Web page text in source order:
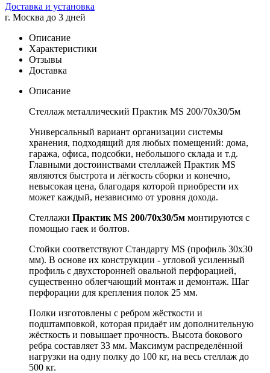
Доставка и установка
г. Москва до 3 дней
Описание
Характеристики
Отзывы
Доставка
Описание
Стеллаж металлический Практик MS 200/70х30/5м
Универсальный вариант организации системы
хранения, подходящий для любых помещений: дома,
гаража, офиса, подсобки, небольшого склада и т.д.
Главными достоинствами стеллажей Практик MS
являются быстрота и лёгкость сборки и конечно,
невысокая цена, благодаря которой приобрести их
может каждый, независимо от уровня дохода.
Стеллажи Практик MS 200/70х30/5м монтируются с
помощью гаек и болтов.
Стойки соответствуют Стандарту MS (профиль 30x30
мм). В основе их конструкции - угловой усиленный
профиль с двухсторонней овальной перфорацией,
существенно облегчающий монтаж и демонтаж. Шаг
перфорации для крепления полок 25 мм.
Полки изготовлены с ребром жёсткости и
подштамповкой, которая придаёт им дополнительную
жёсткость и повышает прочность. Высота бокового
ребра составляет 33 мм. Максимум распределённой
нагрузки на одну полку до 100 кг, на весь стеллаж до
500 кг.